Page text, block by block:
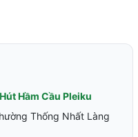
Hầm Cầu Pleiku
Thống Nhất Làng